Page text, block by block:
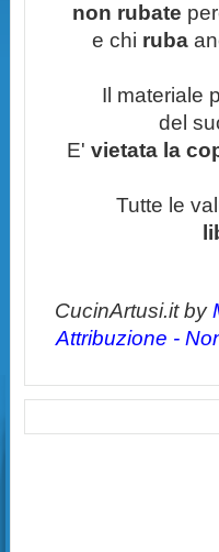
non rubate
e chi ruba
Il materiale
del
E' vietata la
Tutte le
CucinArtusi.itby
Attribuzione -